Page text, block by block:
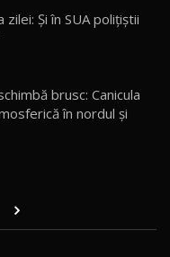
AutoBlog.MD
Și în SUA polițiștii
brusc: Canicula
în nordul și